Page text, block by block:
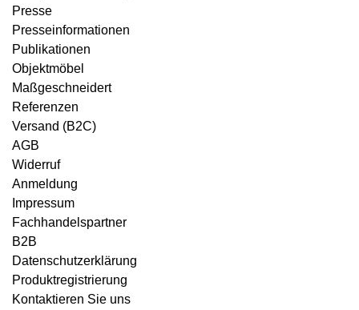
Presse
Presseinformationen
Publikationen
Objektmöbel
Maßgeschneidert
Referenzen
Versand (B2C)
AGB
Widerruf
Anmeldung
Impressum
Fachhandelspartner
B2B
Datenschutzerklärung
Produktregistrierung
Kontaktieren Sie uns